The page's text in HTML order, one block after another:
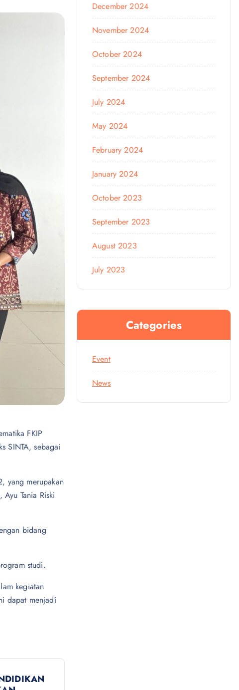
FKIP
SINTA, sebagai
yang merupakan
Tania Riski
bidang
studi.
kegiatan
dapat menjadi
December 2024
November 2024
October 2024
September 2024
July 2024
May 2024
February 2024
January 2024
October 2023
September 2023
August 2023
July 2023
Categories
Event
News